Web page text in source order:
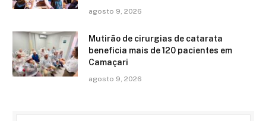
agosto 9, 2026
Mutirão de cirurgias de catarata
beneficia mais de 120 pacientes em
Camaçari
agosto 9, 2026